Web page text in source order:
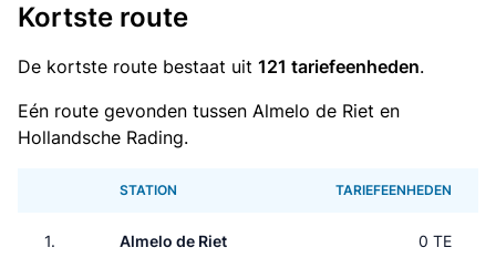
Kortste route
De kortste route bestaat uit 121 tariefeenheden.
Eén route gevonden tussen Almelo de Riet en
Hollandsche Rading.
STATION TARIEFEENHEDEN
1. Almelo de Riet 0 TE